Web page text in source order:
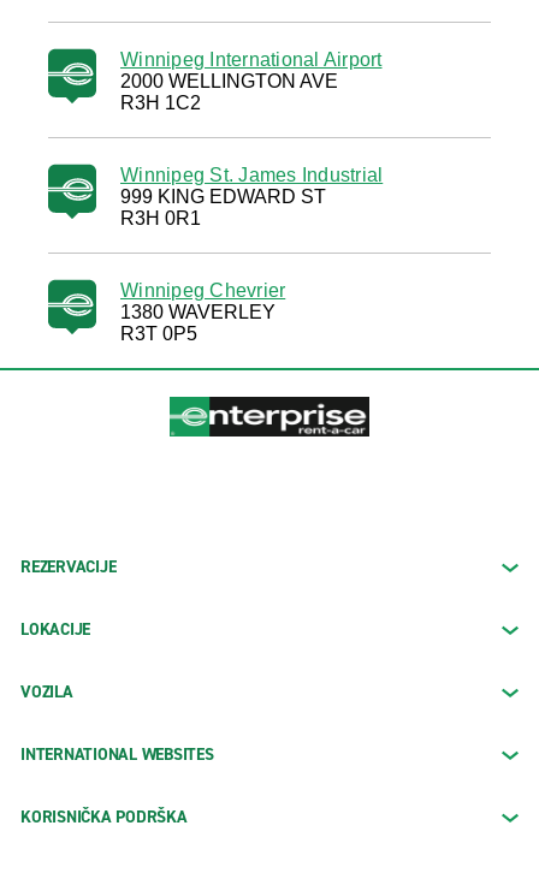
Winnipeg International Airport
2000 WELLINGTON AVE
R3H 1C2
Winnipeg St. James Industrial
999 KING EDWARD ST
R3H 0R1
Winnipeg Chevrier
1380 WAVERLEY
R3T 0P5
REZERVACIJE
LOKACIJE
VOZILA
INTERNATIONAL WEBSITES
KORISNIČKA PODRŠKA